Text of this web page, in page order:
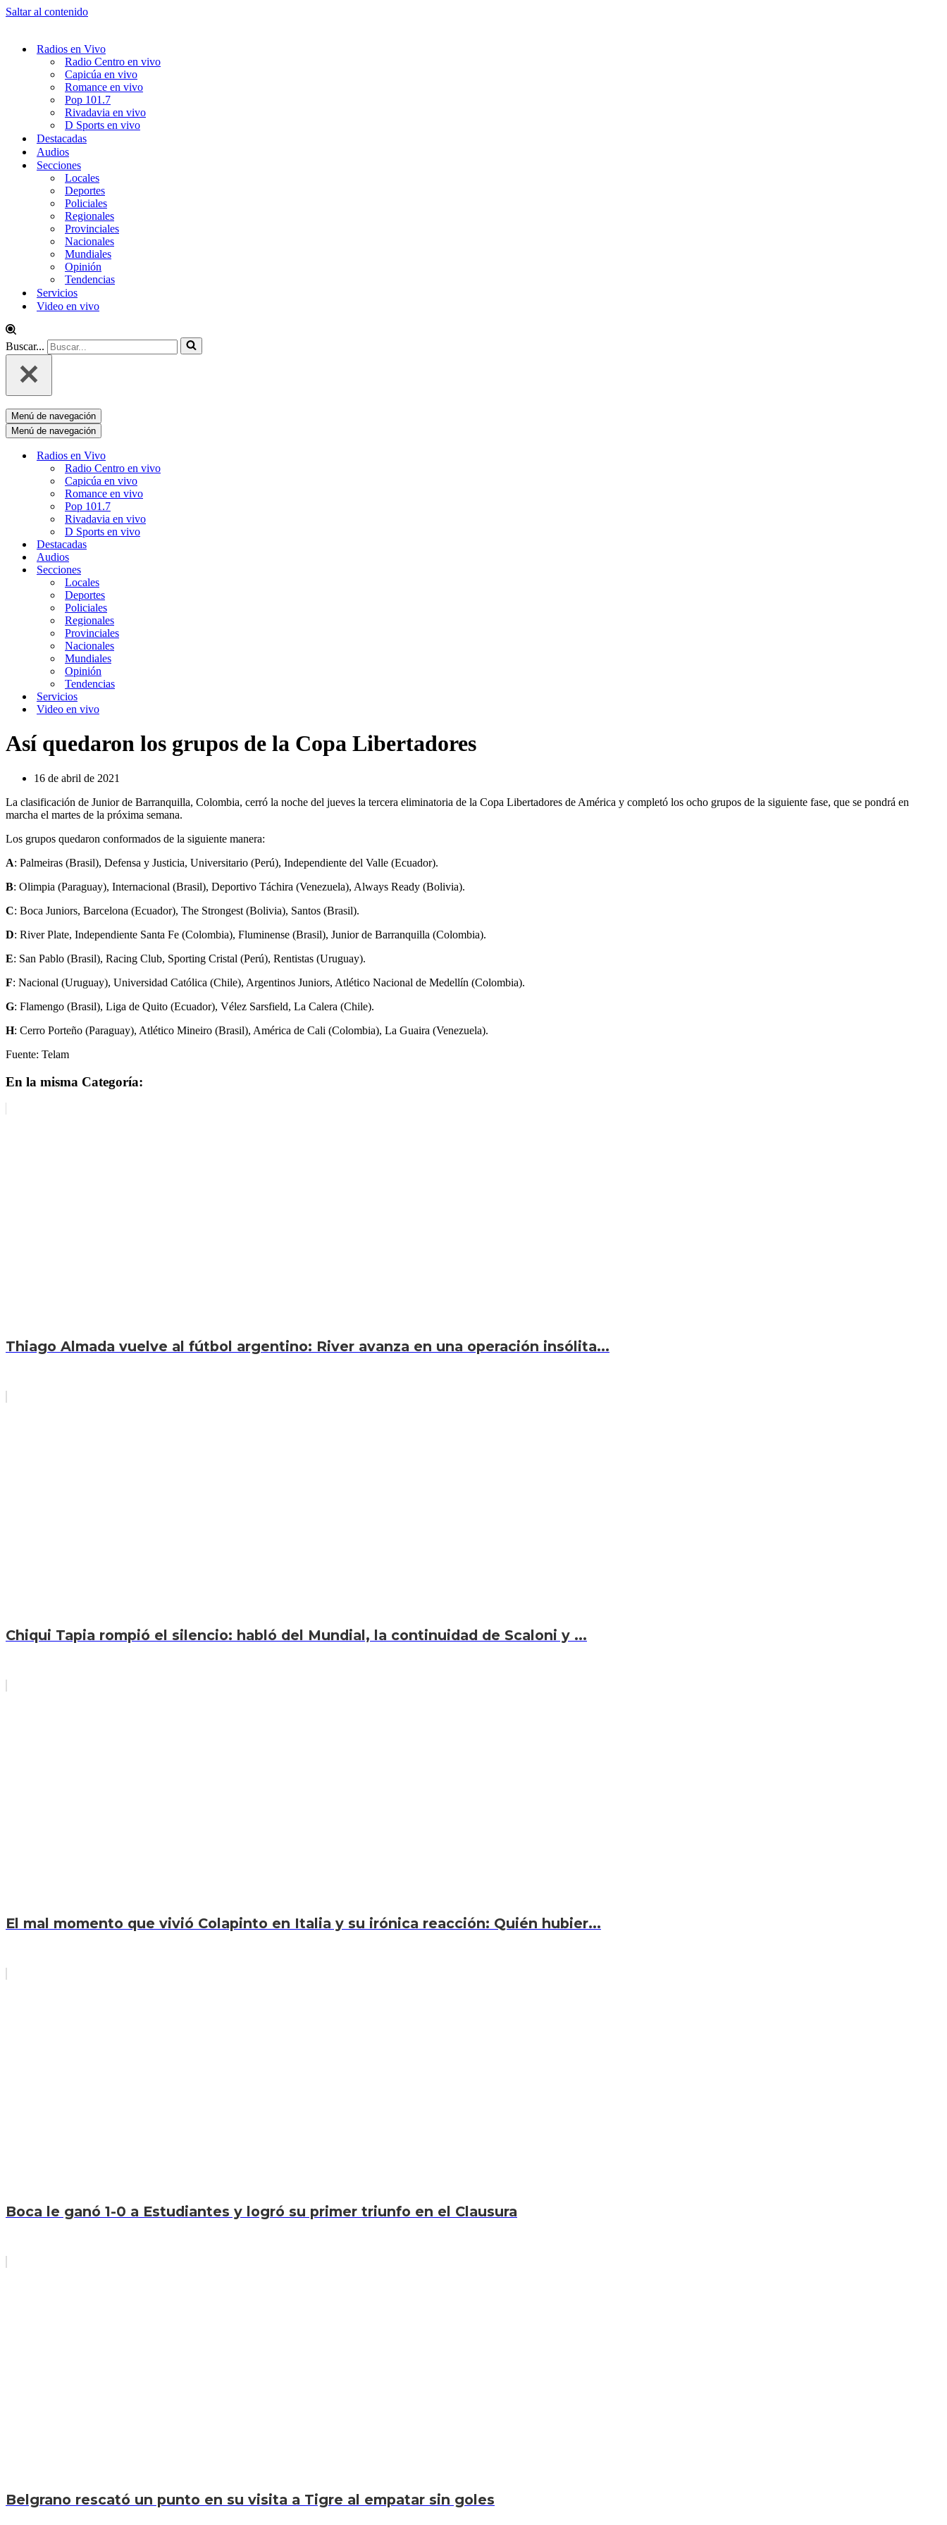
Saltar al contenido
Radios en Vivo
Radio Centro en vivo
Capicúa en vivo
Romance en vivo
Pop 101.7
Rivadavia en vivo
D Sports en vivo
Destacadas
Audios
Secciones
Locales
Deportes
Policiales
Regionales
Provinciales
Nacionales
Mundiales
Opinión
Tendencias
Servicios
Video en vivo
Buscar...
Menú de navegación
Menú de navegación
Radios en Vivo
Radio Centro en vivo
Capicúa en vivo
Romance en vivo
Pop 101.7
Rivadavia en vivo
D Sports en vivo
Destacadas
Audios
Secciones
Locales
Deportes
Policiales
Regionales
Provinciales
Nacionales
Mundiales
Opinión
Tendencias
Servicios
Video en vivo
Así quedaron los grupos de la Copa Libertadores
16 de abril de 2021
La clasificación de Junior de Barranquilla, Colombia, cerró la noche del jueves la tercera eliminatoria de la Copa Libertadores de América y completó los ocho grupos de la siguiente fase, que se pondrá en
marcha el martes de la próxima semana.
Los grupos quedaron conformados de la siguiente manera:
A: Palmeiras (Brasil), Defensa y Justicia, Universitario (Perú), Independiente del Valle (Ecuador).
B: Olimpia (Paraguay), Internacional (Brasil), Deportivo Táchira (Venezuela), Always Ready (Bolivia).
C: Boca Juniors, Barcelona (Ecuador), The Strongest (Bolivia), Santos (Brasil).
D: River Plate, Independiente Santa Fe (Colombia), Fluminense (Brasil), Junior de Barranquilla (Colombia).
E: San Pablo (Brasil), Racing Club, Sporting Cristal (Perú), Rentistas (Uruguay).
F: Nacional (Uruguay), Universidad Católica (Chile), Argentinos Juniors, Atlético Nacional de Medellín (Colombia).
G: Flamengo (Brasil), Liga de Quito (Ecuador), Vélez Sarsfield, La Calera (Chile).
H: Cerro Porteño (Paraguay), Atlético Mineiro (Brasil), América de Cali (Colombia), La Guaira (Venezuela).
Fuente: Telam
En la misma Categoría:
Thiago Almada vuelve al fútbol argentino: River avanza en una operación insólita...
Chiqui Tapia rompió el silencio: habló del Mundial, la continuidad de Scaloni y ...
El mal momento que vivió Colapinto en Italia y su irónica reacción: Quién hubier...
Boca le ganó 1-0 a Estudiantes y logró su primer triunfo en el Clausura
Belgrano rescató un punto en su visita a Tigre al empatar sin goles